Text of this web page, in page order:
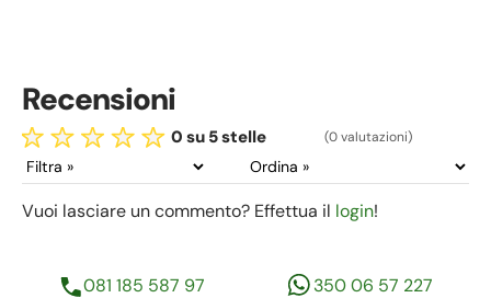
Recensioni
0 su 5 stelle (0 valutazioni)
Vuoi lasciare un commento? Effettua il login!
081 185 587 97 350 06 57 227